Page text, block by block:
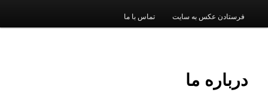
فرستادن عکس به سایت تماس با ما
درباره ما